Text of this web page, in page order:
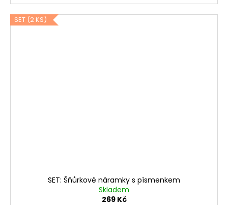
SET (2 KS)
SET: Šňůrkové náramky s písmenkem
Skladem
269 Kč